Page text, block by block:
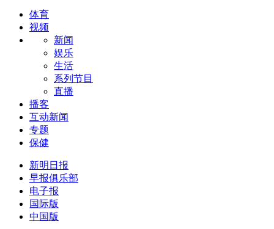
体育
视频
新闻
娱乐
生活
系列节目
直播
播客
互动新闻
专题
保健
新明日报
早报俱乐部
电子报
国际版
中国版